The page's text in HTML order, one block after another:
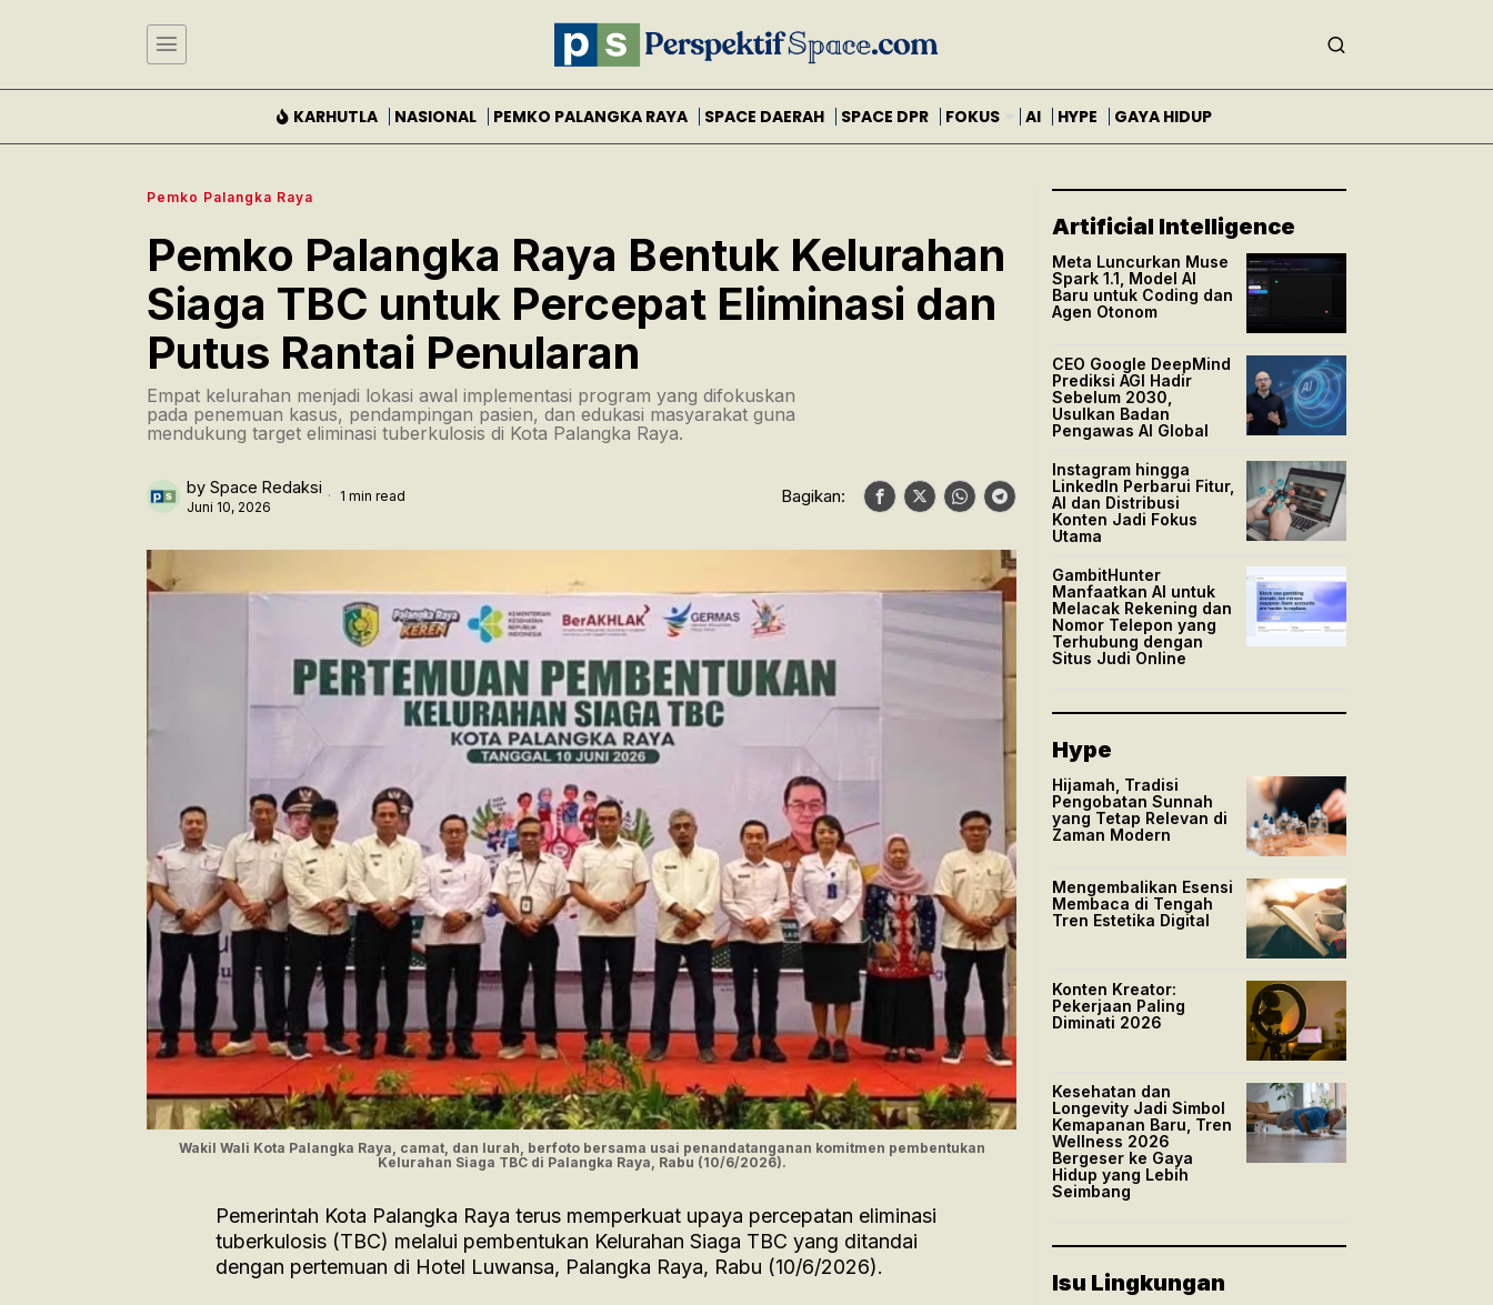
KARHUTLA NASIONAL PEMKO PALANGKA RAYA SPACE DAERAH SPACE DPR FOKUS AI HYPE GAYA HIDUP
Pemko Palangka Raya
Pemko Palangka Raya Bentuk Kelurahan
Siaga TBC untuk Percepat Eliminasi dan
Putus Rantai Penularan
Empat kelurahan menjadi lokasi awal implementasi program yang difokuskan
pada penemuan kasus, pendampingan pasien, dan edukasi masyarakat guna
mendukung target eliminasi tuberkulosis di Kota Palangka Raya.
by Space Redaksi
Juni 10, 2026
1 min read Bagikan:
Wakil Wali Kota Palangka Raya, camat, dan lurah, berfoto bersama usai penandatanganan komitmen pembentukan
Kelurahan Siaga TBC di Palangka Raya, Rabu (10/6/2026).
Pemerintah Kota Palangka Raya terus memperkuat upaya percepatan eliminasi
tuberkulosis (TBC) melalui pembentukan Kelurahan Siaga TBC yang ditandai
dengan pertemuan di Hotel Luwansa, Palangka Raya, Rabu (10/6/2026).
Artificial Intelligence
Meta Luncurkan Muse
Spark 1.1, Model AI
Baru untuk Coding dan
Agen Otonom
CEO Google DeepMind
Prediksi AGI Hadir
Sebelum 2030,
Usulkan Badan
Pengawas AI Global
Instagram hingga
LinkedIn Perbarui Fitur,
AI dan Distribusi
Konten Jadi Fokus
Utama
GambitHunter
Manfaatkan AI untuk
Melacak Rekening dan
Nomor Telepon yang
Terhubung dengan
Situs Judi Online
Hype
Hijamah, Tradisi
Pengobatan Sunnah
yang Tetap Relevan di
Zaman Modern
Mengembalikan Esensi
Membaca di Tengah
Tren Estetika Digital
Konten Kreator:
Pekerjaan Paling
Diminati 2026
Kesehatan dan
Longevity Jadi Simbol
Kemapanan Baru, Tren
Wellness 2026
Bergeser ke Gaya
Hidup yang Lebih
Seimbang
Isu Lingkungan